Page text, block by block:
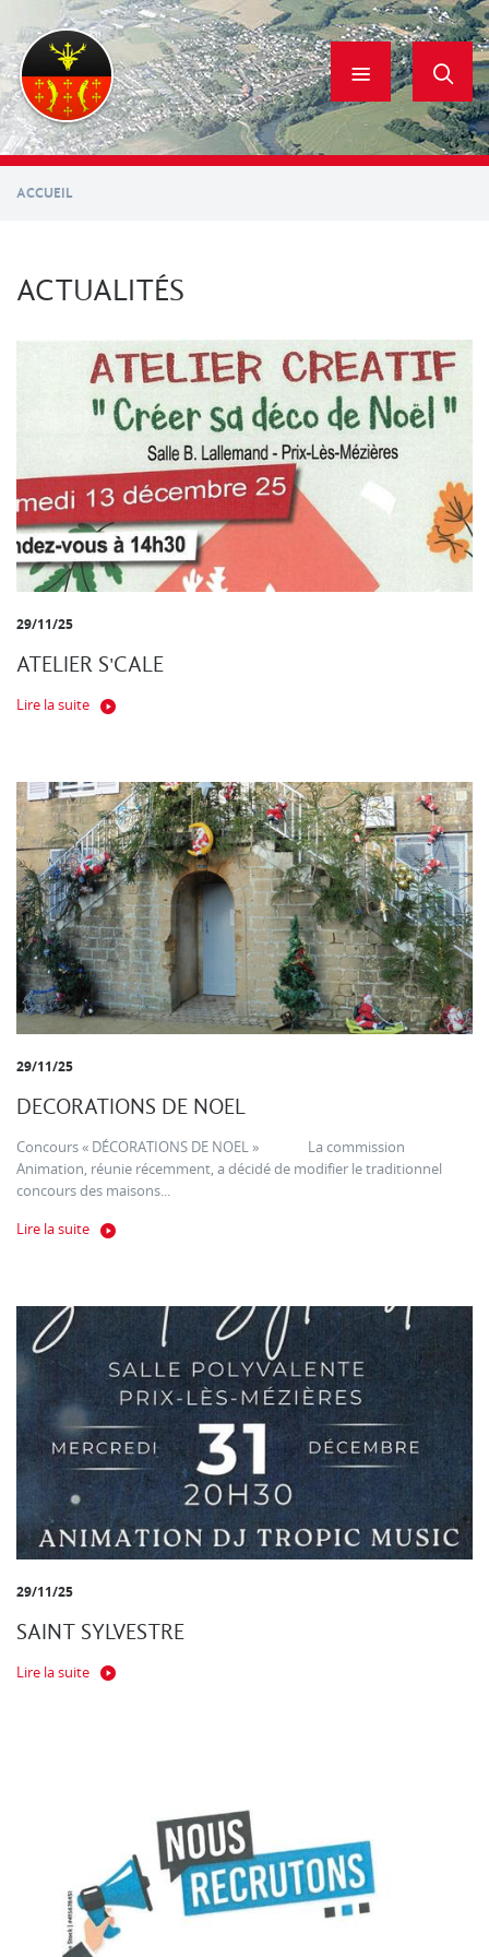
contenu
principal
ACCUEIL
ACTUALITÉS
29/11/25
ATELIER S'CALE
Lire la suite
29/11/25
DECORATIONS DE NOEL
Concours « DÉCORATIONS DE NOEL » La commission
Animation, réunie récemment, a décidé de modifier le traditionnel
concours des maisons...
Lire la suite
29/11/25
SAINT SYLVESTRE
Lire la suite